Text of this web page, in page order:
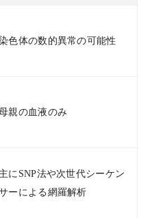
色体の数的異常の可能性
親の血液のみ
主にSNP法や次世代シーケン
ーによる網羅解析